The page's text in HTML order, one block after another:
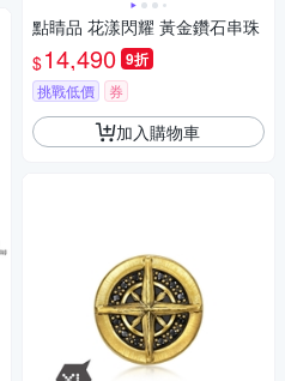
點睛品 花漾閃耀 黃金鑽石串珠
$14,490 9折
挑戰低價 券
加入購物車